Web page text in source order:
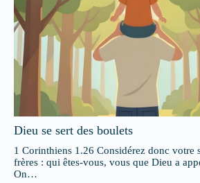
Dieu se sert des boulets
1 Corinthiens 1.26 Considérez donc votre
frères : qui êtes-vous, vous que Dieu a
On…